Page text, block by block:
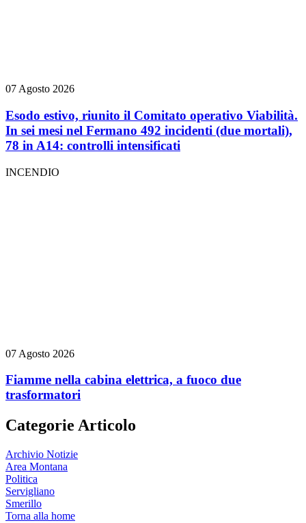
07 Agosto 2026
Esodo estivo, riunito il Comitato operativo Viabilità.
In sei mesi nel Fermano 492 incidenti (due mortali),
78 in A14: controlli intensificati
INCENDIO
07 Agosto 2026
Fiamme nella cabina elettrica, a fuoco due
trasformatori
Categorie Articolo
Archivio Notizie
Area Montana
Politica
Servigliano
Smerillo
Torna alla home